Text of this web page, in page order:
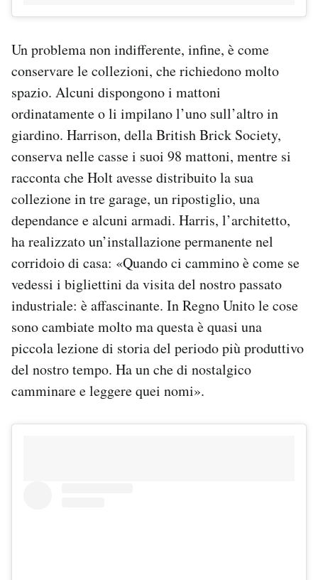
Un problema non indifferente, infine, è come
conservare le collezioni, che richiedono molto
spazio. Alcuni dispongono i mattoni
ordinatamente o li impilano l’uno sull’altro in
giardino. Harrison, della British Brick Society,
conserva nelle casse i suoi 98 mattoni, mentre si
racconta che Holt avesse distribuito la sua
collezione in tre garage, un ripostiglio, una
dependance e alcuni armadi. Harris, l’architetto,
ha realizzato un’installazione permanente nel
corridoio di casa: «Quando ci cammino è come se
vedessi i bigliettini da visita del nostro passato
industriale: è affascinante. In Regno Unito le cose
sono cambiate molto ma questa è quasi una
piccola lezione di storia del periodo più produttivo
del nostro tempo. Ha un che di nostalgico
camminare e leggere quei nomi».